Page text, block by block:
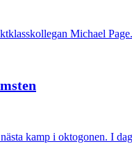
Michael
kamp i oktogonen. I